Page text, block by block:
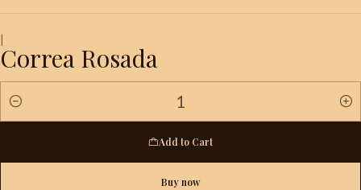
|
Correa Rosada
Quantity
Add to Cart
Buy now